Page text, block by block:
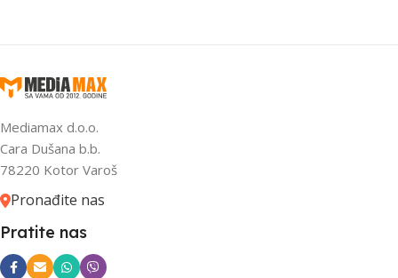
Mediamax d.o.o.
Cara Dušana b.b.
78220 Kotor Varoš
Pronađite nas
Pratite nas